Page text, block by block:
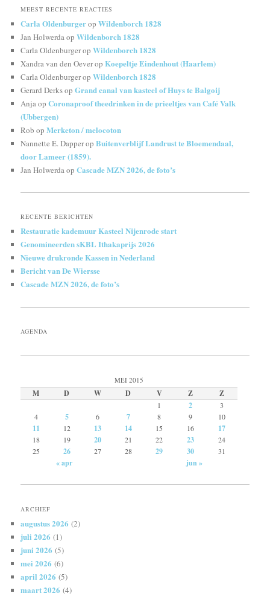
MEEST RECENTE REACTIES
Carla OldenburgeropWildenborch 1828
Jan HolwerdaopWildenborch 1828
Carla OldenburgeropWildenborch 1828
Xandra van den OeveropKoepeltje Eindenhout (Haarlem)
Carla OldenburgeropWildenborch 1828
Gerard DerksopGrand canal van kasteel of Huys te Balgoij
AnjaopCoronaproof theedrinken in de prieeltjes van Café Valk
(Ubbergen)
Rob opMerketon / melocoton
Nannette E. DapperopBuitenverblijf Landrust te Bloemendaal,
door Lameer (1859).
Jan HolwerdaopCascade MZN 2026, de foto’s
RECENTE BERICHTEN
Restauratie kademuur Kasteel Nijenrode start
Genomineerden sKBL Ithakaprijs 2026
Nieuwe drukronde Kassen in Nederland
Bericht van De Wiersse
Cascade MZN 2026, de foto’s
AGENDA
MEI 2015
M D W D V Z Z
1 2
3
4
5 6 7 8 9 10
11 12 13 14 15 16 17
18 19 20 21 22 23
24
25
26 27 28 29 30 31
« apr jun »
ARCHIEF
augustus 2026 (2)
juli 2026 (1)
juni 2026 (5)
mei 2026 (6)
april 2026 (5)
maart 2026 (4)